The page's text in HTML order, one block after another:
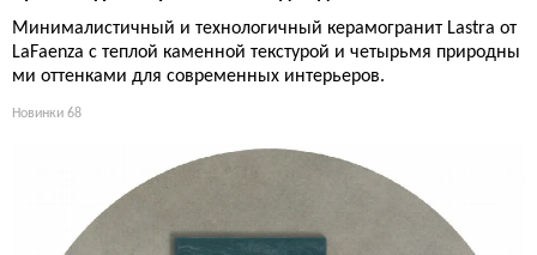
Минималистичный и технологичный керамогранит Lastra от
LaFaenza с теплой каменной текстурой и четырьмя природны
ми оттенками для современных интерьеров.
Новинки 68